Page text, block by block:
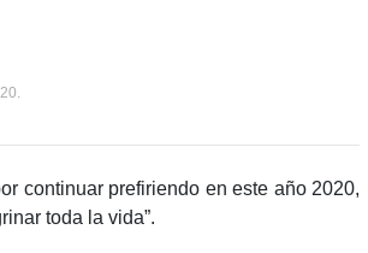
continuar prefiriendo en este año 2020,
toda la vida”.